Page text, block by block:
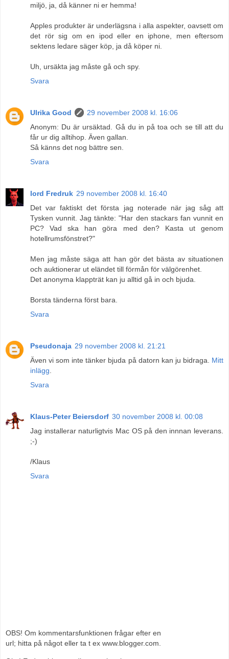
miljö, ja, då känner ni er hemma!
Apples produkter är underlägsna i alla aspekter, oavsett om
det rör sig om en ipod eller en iphone, men eftersom
sektens ledare säger köp, ja då köper ni.
Uh, ursäkta jag måste gå och spy.
Svara
Ulrika Good
29 november 2008 kl. 16:06
Anonym: Du är ursäktad. Gå du in på toa och se till att du
får ur dig alltihop. Även gallan.
Så känns det nog bättre sen.
Svara
lord Fredruk 29 november 2008 kl. 16:40
Det var faktiskt det första jag noterade när jag såg att
Tysken vunnit. Jag tänkte: "Har den stackars fan vunnit en
PC? Vad ska han göra med den? Kasta ut genom
hotellrumsfönstret?"
Men jag måste säga att han gör det bästa av situationen
och auktionerar ut eländet till förmån för välgörenhet.
Det anonyma klappträt kan ju alltid gå in och bjuda.
Borsta tänderna först bara.
Svara
Pseudonaja 29 november 2008 kl. 21:21
Även vi som inte tänker bjuda på datorn kan ju bidraga. Mitt
inlägg
Svara
Klaus-Peter Beiersdorf 30 november 2008 kl. 00:08
Jag installerar naturligtvis Mac OS på den innnan leverans.
;-)
/Klaus
Svara
OBS! Om kommentarsfunktionen frågar efter en
url; hitta på något eller ta t ex www.blogger.com.